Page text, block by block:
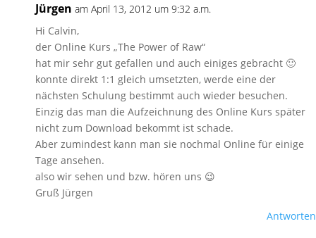
Jürgen am April 13, 2012 um 9:32 a.m.
Hi Calvin,
der Online Kurs „The Power of Raw“
hat mir sehr gut gefallen und auch einiges gebracht 🙂
konnte direkt 1:1 gleich umsetzten, werde eine der
nächsten Schulung bestimmt auch wieder besuchen.
Einzig das man die Aufzeichnung des Online Kurs später
nicht zum Download bekommt ist schade.
Aber zumindest kann man sie nochmal Online für einige
Tage ansehen.
also wir sehen und bzw. hören uns 😉
Gruß Jürgen
Antworten